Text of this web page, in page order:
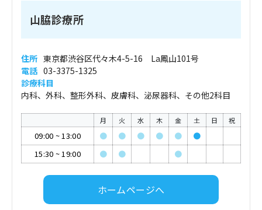
山脇診療所
住所 東京都渋谷区代々木4-5-16 La鳳山101号
電話 03-3375-1325
診療科目
内科、外科、整形外科、皮膚科、泌尿器科、その他2科目
月 火 水 木 金 土 日 祝
09:00 ~13:00 ● ● ● ● ●
●
15:30 ~19:00 ● ● ●
ホームページへ